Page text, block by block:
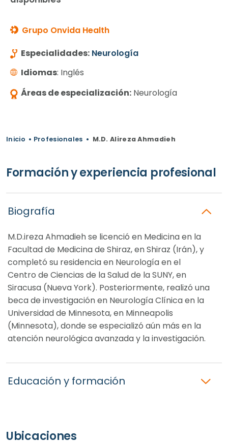
Grupo Onvida Health
Especialidades: Neurología
Idiomas: Inglés
Áreas de especialización: Neurología
Inicio • Profesionales • M.D. Alireza Ahmadieh
Formación y experiencia profesional
Biografía
M.D.ireza Ahmadieh se licenció en Medicina en la
Facultad de Medicina de Shiraz, en Shiraz (Irán), y
completó su residencia en Neurología en el
Centro de Ciencias de la Salud de la SUNY, en
Siracusa (Nueva York). Posteriormente, realizó una
beca de investigación en Neurología Clínica en la
Universidad de Minnesota, en Minneapolis
(Minnesota), donde se especializó aún más en la
atención neurológica avanzada y la investigación.
Educación y formación
Ubicaciones